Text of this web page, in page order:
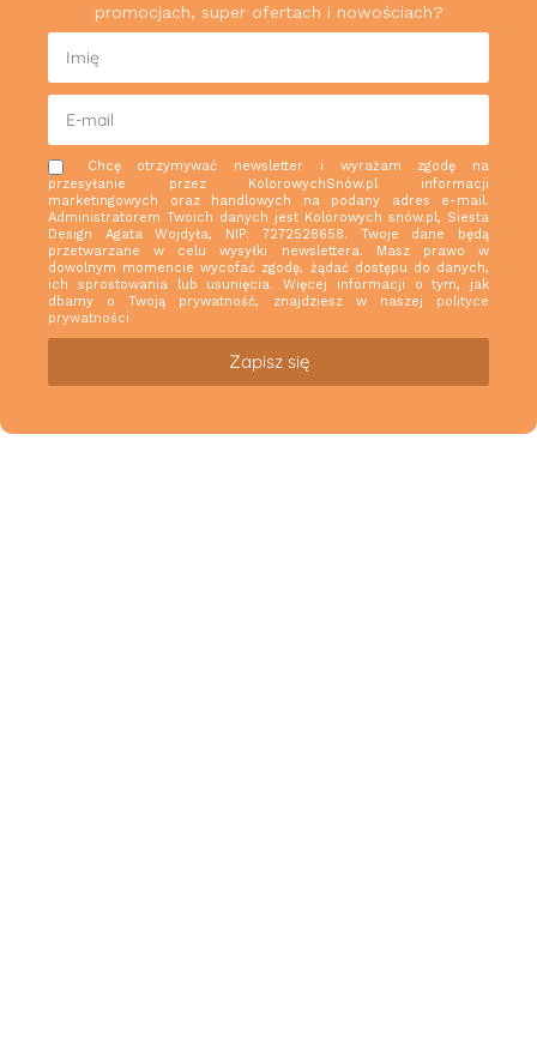
promocjach, super ofertach i nowościach?
Chcę otrzymywać newsletter i wyrażam zgodę na
przesyłanie przez KolorowychSnów.pl informacji
marketingowych oraz handlowych na podany adres e-mail.
Administratorem Twoich danych jest Kolorowych snów.pl, Siesta
Design Agata Wojdyła, NIP: 7272528658. Twoje dane będą
przetwarzane w celu wysyłki newslettera. Masz prawo w
dowolnym momencie wycofać zgodę, żądać dostępu do danych,
ich sprostowania lub usunięcia. Więcej informacji o tym, jak
dbamy o Twoją prywatność, znajdziesz w naszej polityce
prywatności
Zapisz się